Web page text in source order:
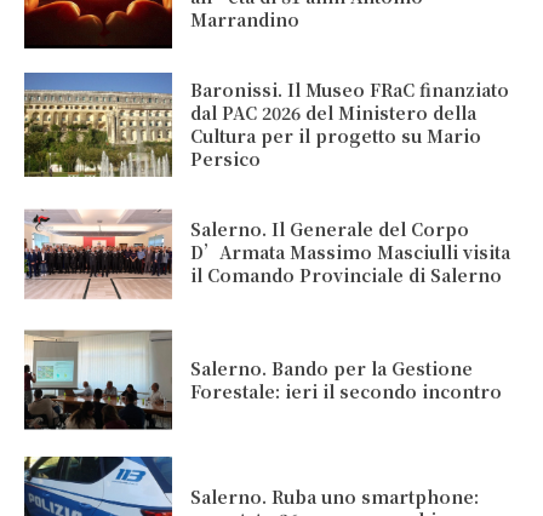
Marrandino
Baronissi. Il Museo FRaC finanziato
dal PAC 2026 del Ministero della
Cultura per il progetto su Mario
Persico
Salerno. Il Generale del Corpo
D’Armata Massimo Masciulli visita
il Comando Provinciale di Salerno
Salerno. Bando per la Gestione
Forestale: ieri il secondo incontro
Salerno. Ruba uno smartphone: